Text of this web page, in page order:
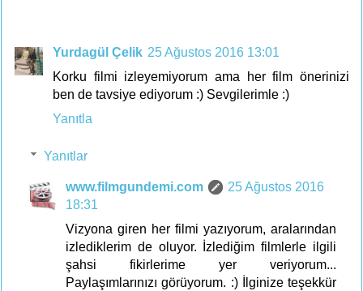
Yurdagül Çelik 25 Ağustos 2016 13:01
Korku filmi izleyemiyorum ama her film önerinizi
ben de tavsiye ediyorum :) Sevgilerimle :)
Yanıtla
Yanıtlar
www.filmgundemi.com
25 Ağustos 2016
18:31
Vizyona giren her filmi yazıyorum, aralarından
izlediklerim de oluyor. İzlediğim filmlerle ilgili
şahsi fikirlerime yer veriyorum...
Paylaşımlarınızı görüyorum. :) İlginize teşekkür